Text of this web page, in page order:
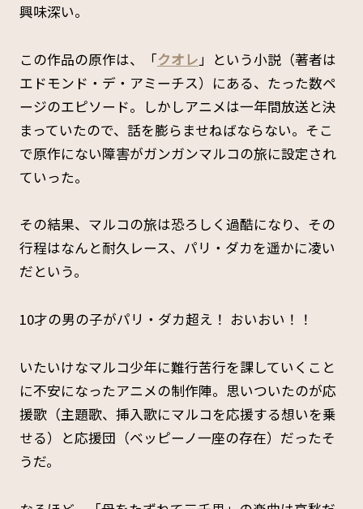
興味深い。
この作品の原作は、「クオレ 」という小説（著者は
エドモンド・デ・アミーチス）にある、たった数ペ
ージのエピソード。しかしアニメは一年間放送と決
まっていたので、話を膨らませねばならない。そこ
で原作にない障害がガンガンマルコの旅に設定され
ていった。
その結果、マルコの旅は恐ろしく過酷になり、その
行程はなんと耐久レース、パリ・ダカを遥かに凌い
だという。
10才の男の子がパリ・ダカ超え！ おいおい！！
いたいけなマルコ少年に難行苦行を課していくこと
に不安になったアニメの制作陣。思いついたのが応
援歌（主題歌、挿入歌にマルコを応援する想いを乗
せる）と応援団（ベッピーノ一座の存在）だったそ
うだ。